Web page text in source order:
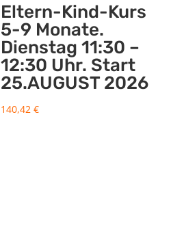
Eltern-Kind-Kurs
5-9 Monate.
Dienstag 11:30 –
12:30 Uhr. Start
25.AUGUST 2026
140,42€